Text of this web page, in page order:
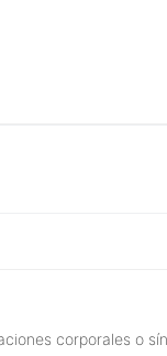
corporales o